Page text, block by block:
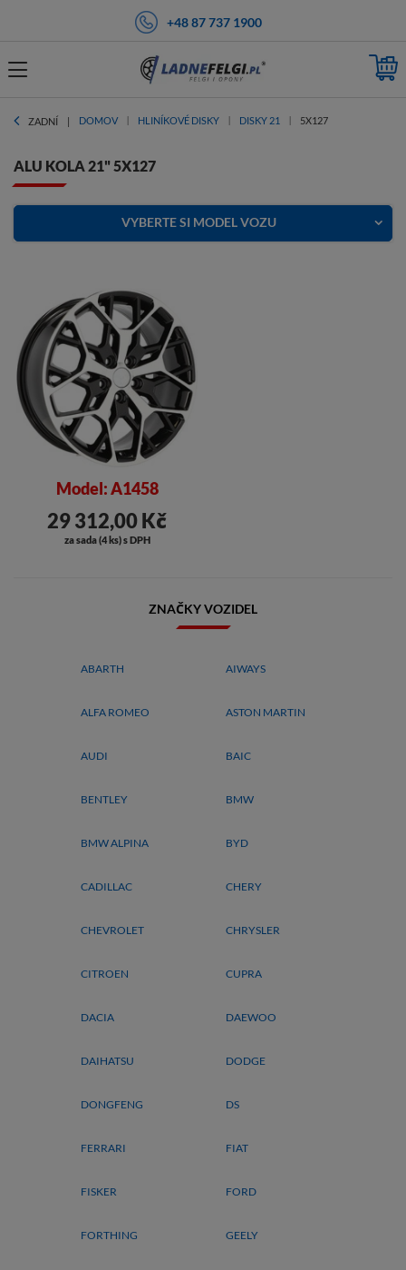
+48 87 737 1900
ZADNÍ DOMOV HLINÍKOVÉ DISKY DISKY 21 5X127
ALU KOLA 21" 5X127
VYBERTE SI MODEL VOZU
Model: A1458
29 312,00 Kč
za sada (4 ks) s DPH
ZNAČKY VOZIDEL
ABARTH AIWAYS
ALFA ROMEO ASTON MARTIN
AUDI BAIC
BENTLEY BMW
BMW ALPINA BYD
CADILLAC CHERY
CHEVROLET CHRYSLER
CITROEN CUPRA
DACIA DAEWOO
DAIHATSU DODGE
DONGFENG DS
FERRARI FIAT
FISKER FORD
FORTHING GEELY